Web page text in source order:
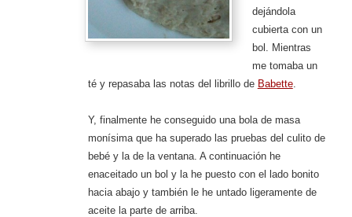
dejándola
cubierta con un
bol. Mientras
me tomaba un
té y repasaba las notas del librillo de Babette.
Y, finalmente he conseguido una bola de masa
monísima que ha superado las pruebas del culito de
bebé y la de la ventana. A continuación he
enaceitado un bol y la he puesto con el lado bonito
hacia abajo y también le he untado ligeramente de
aceite la parte de arriba.